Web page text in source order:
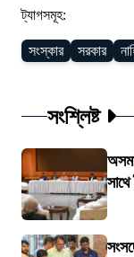
ট্যাগসমূহ:
সংস্কার সরকার
সংশ্লিষ্ট